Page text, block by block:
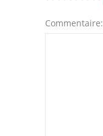
Commentaire: